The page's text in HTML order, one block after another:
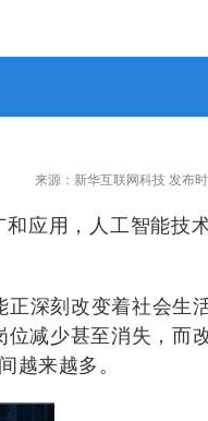
来源：新华互联网科技 发布时
和应用，人工智能技
深刻改变着社会生
减少甚至消失，而
越来越多。